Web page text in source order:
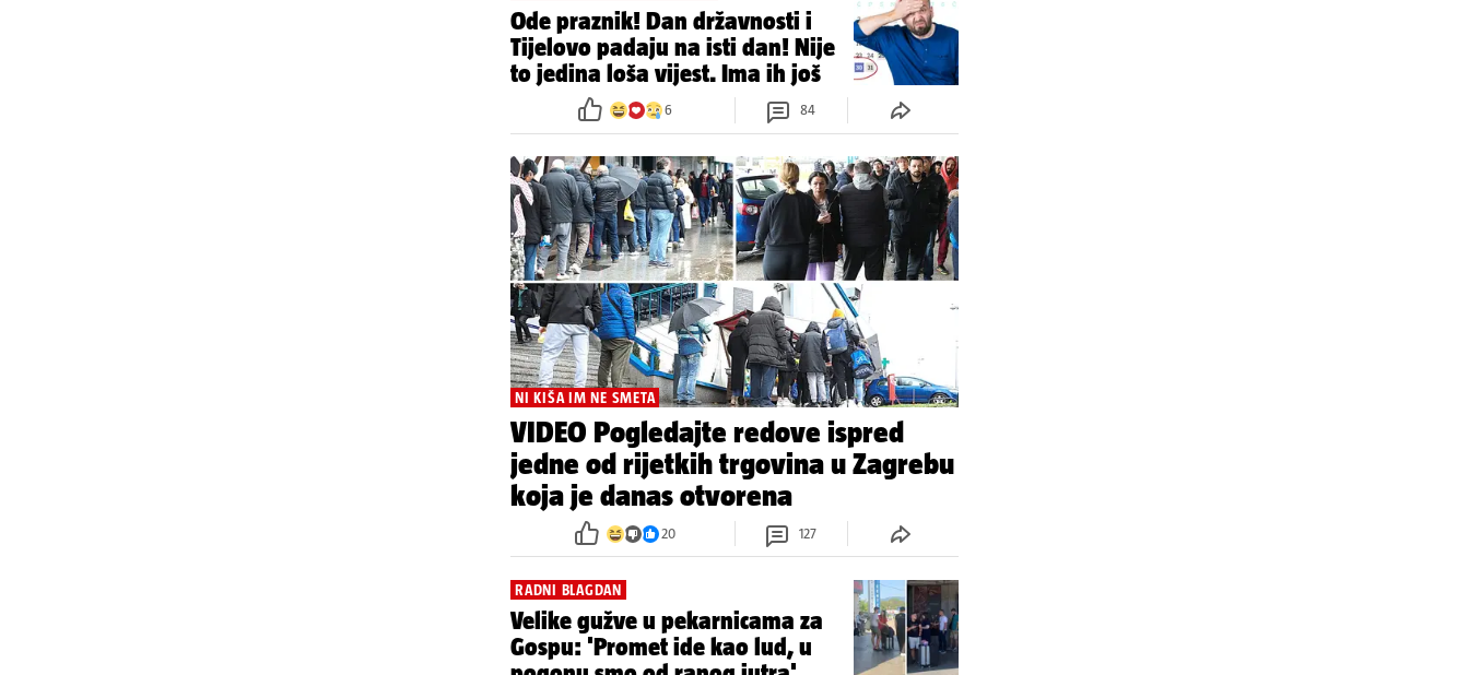
Ode praznik! Dan državnosti i
Tijelovo padaju na isti dan! Nije
to jedina loša vijest. Ima ih još
6 84
NI KIŠA IM NE SMETA
VIDEO Pogledajte redove ispred
jedne od rijetkih trgovina u Zagrebu
koja je danas otvorena
20 127
RADNI BLAGDAN
Velike gužve u pekarnicama za
Gospu: 'Promet ide kao lud, u